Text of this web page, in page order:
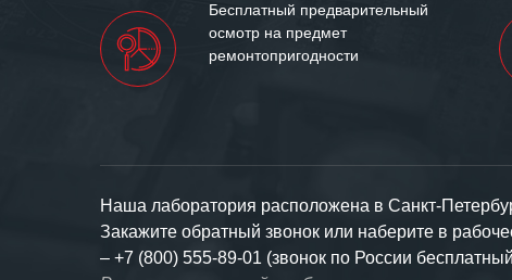
Бесплатный предварительный
осмотр на предмет
ремонтопригодности
Наша лаборатория расположена в Санкт-
Закажите обратный звонок или наберите в
– +7 (800) 555-89-01 (звонок по России